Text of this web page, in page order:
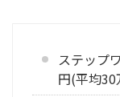
ステップ
円(平均30